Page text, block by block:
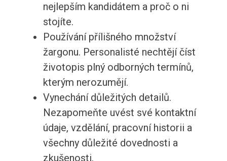
nejlepším kandidátem a proč o ni
stojíte.
Používání přílišného množství
žargonu. Personalisté nechtějí číst
životopis plný odborných termínů,
kterým nerozumějí.
Vynechání důležitých detailů.
Nezapomeňte uvést své kontaktní
údaje, vzdělání, pracovní historii a
všechny důležité dovednosti a
zkušenosti.